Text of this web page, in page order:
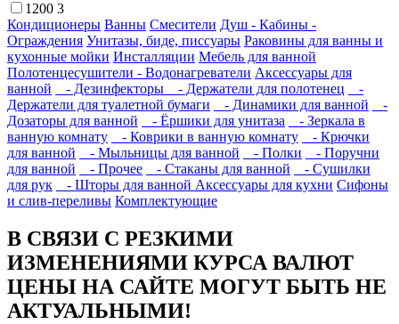
1200 3
Кондиционеры Ванны Смесители Душ - Кабины -
Ограждения Унитазы, биде, писсуары Раковины для ванны и
кухонные мойки Инсталляции Мебель для ванной
Полотенцесушители - Водонагреватели Аксессуары для
ванной
- Дезинфекторы - Держатели для полотенец
-
Держатели для туалетной бумаги
- Динамики для ванной
-
Дозаторы для ванной
- Ёршики для унитаза
- Зеркала в
ванную комнату
- Коврики в ванную комнату
- Крючки
для ванной
- Мыльницы для ванной - Полки
- Поручни
для ванной
- Прочее - Стаканы для ванной
- Сушилки
для рук
- Шторы для ванной Аксессуары для кухни Сифоны
и слив-переливы Комплектующие
В СВЯЗИ С РЕЗКИМИ
ИЗМЕНЕНИЯМИ КУРСА ВАЛЮТ
ЦЕНЫ НА САЙТЕ МОГУТ БЫТЬ НЕ
АКТУАЛЬНЫМИ!